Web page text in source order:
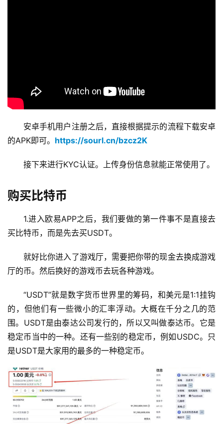
安卓手机用户注册之后，直接根据提示的流程下载安卓
的APK即可。 https://sourl.cn/bzcz2K
接下来进行KYC认证。上传身份信息就能正常使用了。
购买比特币
1.进入欧易APP之后，我们要做的第一件事不是直接去
买比特币，而是先去买USDT。
就好比你进入了游戏厅，需要把你带的现金去换成游戏
厅的币。然后换好的游戏币去玩各种游戏。
“USDT”就是数字货币世界里的筹码，和美元是1:1挂钩
的，但他们有一些微小的汇率浮动。大概在千分之几的范
围。USDT是由泰达公司发行的，所以又叫做泰达币。它是
稳定币当中的一种。还有一些别的稳定币，例如USDC。只
是USDT是大家用的最多的一种稳定币。